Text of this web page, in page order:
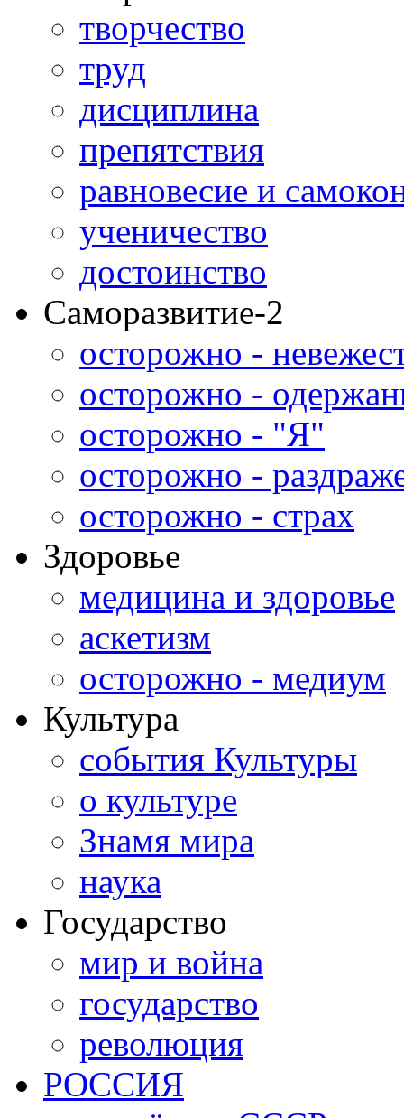
творчество
труд
дисциплина
препятствия
равновесие и
ученичество
достоинство
Саморазвитие-2
осторожно -
осторожно -
осторожно - "Я"
осторожно -
осторожно - страх
Здоровье
медицина и здоровье
аскетизм
осторожно - медиум
Культура
события Культуры
о культуре
Знамя мира
наука
Государство
мир и война
государство
революция
РОССИЯ